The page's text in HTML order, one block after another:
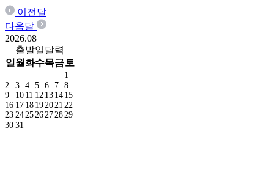
이전달
다음달
2026.08
출발일달력
일 월화수목금토
1
2
3 4 5 6 7 8
9
10 11 12 13 14 15
16 17 18 192021 22
23 242526272829
30 31